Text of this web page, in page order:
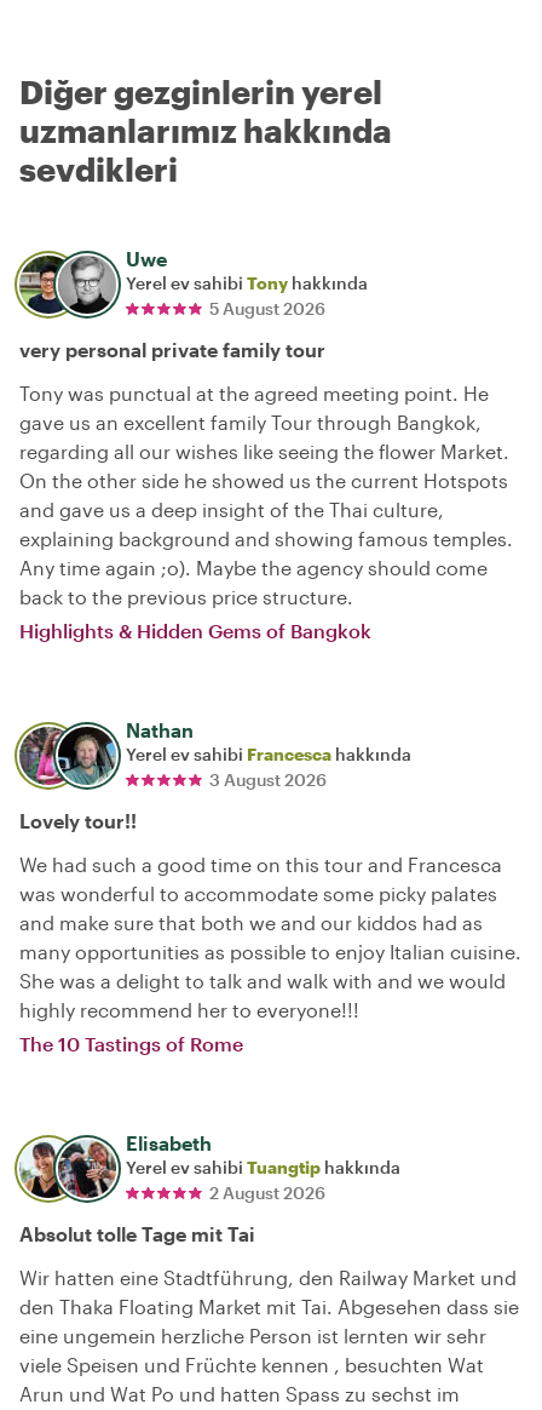
Diğer gezginlerin yerel
uzmanlarımız hakkında
sevdikleri
Uwe
Yerel ev sahibi Tony hakkında
5 August 2026
very personal private family tour
Tony was punctual at the agreed meeting point. He
gave us an excellent family Tour through Bangkok,
regarding all our wishes like seeing the flower Market.
On the other side he showed us the current Hotspots
and gave us a deep insight of the Thai culture,
explaining background and showing famous temples.
Any time again ;o). Maybe the agency should come
back to the previous price structure.
Highlights & Hidden Gems of Bangkok
Nathan
Yerel ev sahibi Francesca hakkında
3 August 2026
Lovely tour!!
We had such a good time on this tour and Francesca
was wonderful to accommodate some picky palates
and make sure that both we and our kiddos had as
many opportunities as possible to enjoy Italian cuisine.
She was a delight to talk and walk with and we would
highly recommend her to everyone!!!
The 10 Tastings of Rome
Elisabeth
Yerel ev sahibi Tuangtip hakkında
2 August 2026
Absolut tolle Tage mit Tai
Wir hatten eine Stadtführung, den Railway Market und
den Thaka Floating Market mit Tai. Abgesehen dass sie
eine ungemein herzliche Person ist lernten wir sehr
viele Speisen und Früchte kennen , besuchten Wat
Arun und Wat Po und hatten Spass zu sechst im